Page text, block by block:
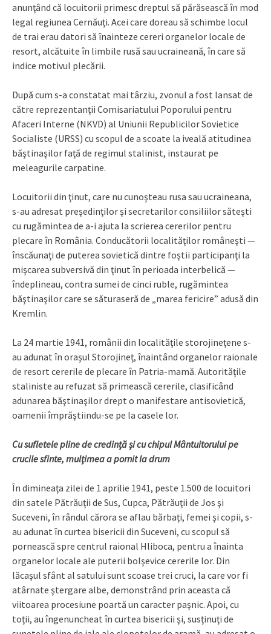
anunţând că locuitorii primesc dreptul să părăsească în mod
legal regiunea Cernăuţi. Acei care doreau să schimbe locul
de trai erau datori să înainteze cereri organelor locale de
resort, alcătuite în limbile rusă sau ucraineană, în care să
indice motivul plecării.
După cum s-a constatat mai târziu, zvonul a fost lansat de
către reprezentanţii Comisariatului Poporului pentru
Afaceri Interne (NKVD) al Uniunii Republicilor Sovietice
Socialiste (URSS) cu scopul de a scoate la iveală atitudinea
băştinaşilor faţă de regimul stalinist, instaurat pe
meleagurile carpatine.
Locuitorii din ţinut, care nu cunoşteau rusa sau ucraineana,
s-au adresat preşedinţilor şi secretarilor consiliilor săteşti
cu rugămintea de a-i ajuta la scrierea cererilor pentru
plecare în România. Conducătorii localităţilor româneşti —
înscăunaţi de puterea sovietică dintre foştii participanţi la
mişcarea subversivă din ţinut în perioada interbelică —
îndeplineau, contra sumei de cinci ruble, rugămintea
băştinaşilor care se săturaseră de „marea fericire” adusă din
Kremlin.
La 24 martie 1941, românii din localităţile storojineţene s-
au adunat în oraşul Storojineţ, înaintând organelor raionale
de resort cererile de plecare în Patria-mamă. Autorităţile
staliniste au refuzat să primească cererile, clasificând
adunarea băştinaşilor drept o manifestare antisovietică,
oamenii împrăştiindu-se pe la casele lor.
Cu sufletele pline de credinţă şi cu chipul Mântuitorului pe
crucile sfinte, mulţimea a pornit la drum
În dimineaţa zilei de 1 aprilie 1941, peste 1.500 de locuitori
din satele Pătrăuţii de Sus, Cupca, Pătrăuţii de Jos şi
Suceveni, în rândul cărora se aflau bărbaţi, femei şi copii, s-
au adunat în curtea bisericii din Suceveni, cu scopul să
pornească spre centrul raional Hliboca, pentru a înainta
organelor locale ale puterii bolşevice cererile lor. Din
lăcaşul sfânt al satului sunt scoase trei cruci, la care vor fi
atârnate ştergare albe, demonstrând prin aceasta că
viitoarea procesiune poartă un caracter paşnic. Apoi, cu
toţii, au îngenuncheat în curtea bisericii şi, susţinuţi de